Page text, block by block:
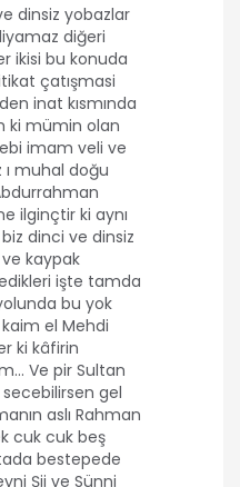
dinsiz yobazlar
diğeri
ikisi bu konuda
çatışmasi
inat kısmında
ki mümin olan
imam veli ve
ı muhal doğu
ilginçtir ki aynı
dinci ve dinsiz
ve kaypak
işte tamda
bu yok
kaim el Mehdi
ki kâfirin
Ve pir Sultan
gel
aslı Rahman
cuk cuk beş
bestepede
Şii ve Sünni